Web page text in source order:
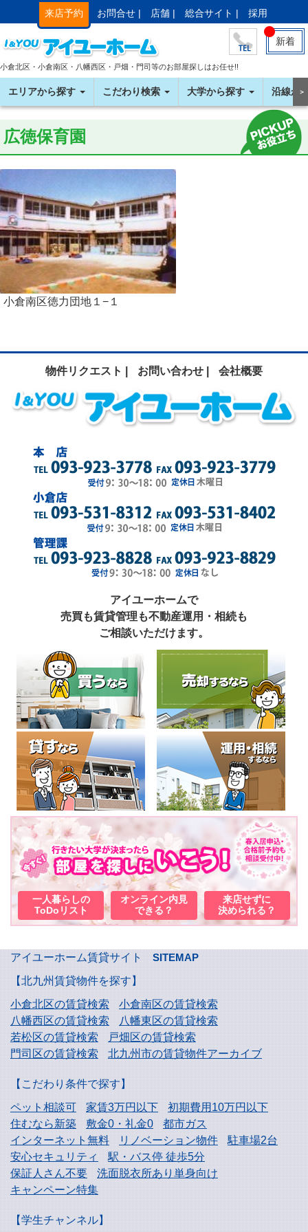
来店予約 お問合せ | 店舗 | 総合サイト | 採用
新着
小倉北区・小倉南区・八幡西区・戸畑・門司等のお部屋探しはお任せ!!
エリアから探す こだわり検索 大学から探す 沿線か＞
広徳保育園
小倉南区徳力団地１−１
物件リクエスト | お問い合わせ | 会社概要
アイユーホームで
売買も賃貸管理も不動産運用・相続も
ご相談いただけます。
一人暮らしの
ToDoリスト
オンライン内見
できる？
来店せずに
決められる？
アイユーホーム賃貸サイト
SITEMAP
【北九州賃貸物件を探す】
小倉北区の賃貸検索
小倉南区の賃貸検索
八幡西区の賃貸検索
八幡東区の賃貸検索
若松区の賃貸検索
戸畑区の賃貸検索
門司区の賃貸検索
北九州市の賃貸物件アーカイブ
【こだわり条件で探す】
ペット相談可
家賃3万円以下
初期費用10万円以下
住むなら新築
敷金0・礼金0
都市ガス
インターネット無料
リノベーション物件
駐車場2台
安心セキュリティ
駅・バス停 徒歩5分
保証人さん不要
洗面脱衣所あり単身向け
キャンペーン特集
【学生チャンネル】